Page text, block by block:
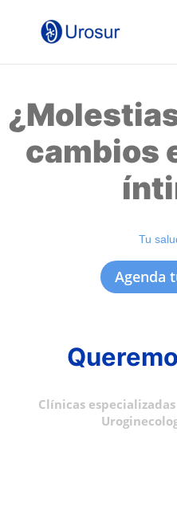
cambios
Tu
Agenda
Clínicas